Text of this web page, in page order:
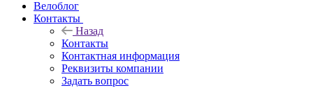
Велоблог
Контакты
Назад
Контакты
Контактная информация
Реквизиты компании
Задать вопрос